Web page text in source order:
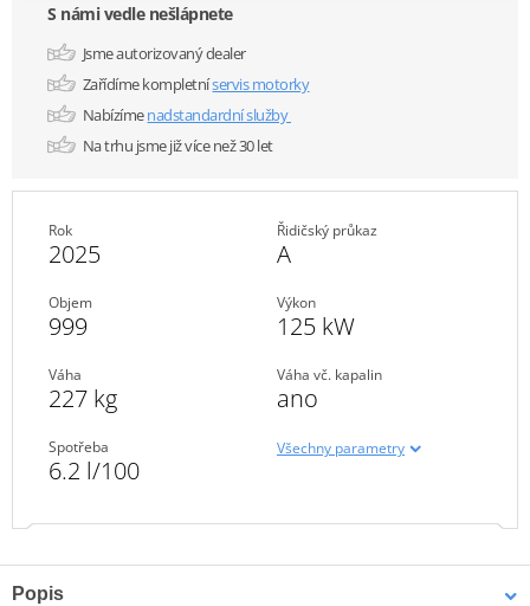
S námi vedle nešlápnete
Jsme autorizovaný dealer
Zařídíme kompletníservis motorky
Nabízímenadstandardní služby
Na trhu jsme již více než 30 let
Rok
2025
Řidičský průkaz
A
Objem
999
Výkon
125 kW
Váha
227 kg
Váha vč. kapalin
ano
Spotřeba
6.2 l/100
Všechny parametry
Popis